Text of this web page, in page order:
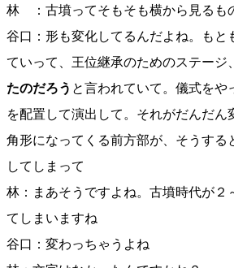
林 ：古墳ってそもそも横から見るも
谷口：形も変化してるんだよね。もと
ていって、王位継承のためのステージ
たのだろう と言われていて。儀式をや
を配置して演出して。それがだんだん
角形になってくる前方部が、そうする
してしまって
林：まあそうですよね。古墳時代が２
てしまいますね
谷口：変わっちゃうよね